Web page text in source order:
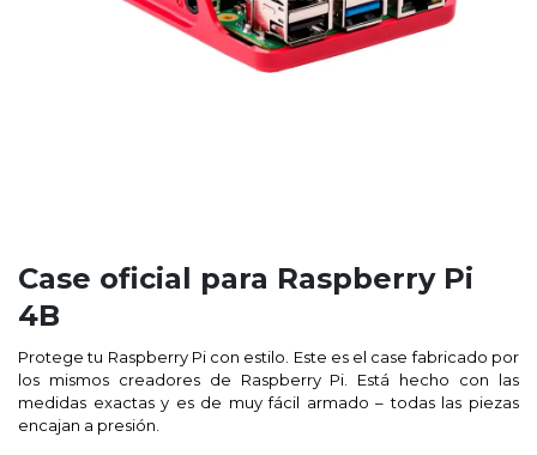
Case oficial para Raspberry Pi
4B
Protege tu Raspberry Pi con estilo. Este es el case fabricado por
los mismos creadores de Raspberry Pi. Está hecho con las
medidas exactas y es de muy fácil armado – todas las piezas
encajan a presión.